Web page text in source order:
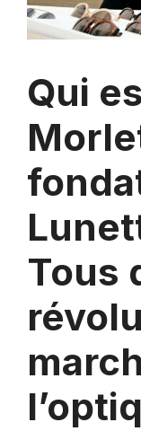
Qui
Tous